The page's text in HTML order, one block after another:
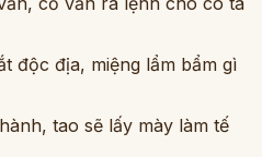
độc địa, miệng lẩm bẩm gì
tao sẽ lấy mày làm tế